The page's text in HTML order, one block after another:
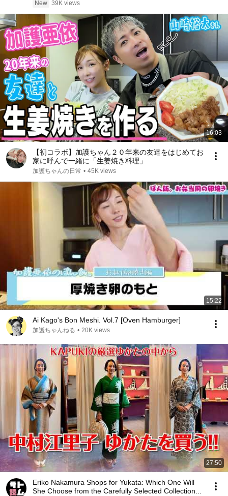
New 39K views
16:03
【初コラボ】加護ちゃん２０年来の友達をはじめてお
家に呼んで一緒に「生姜焼き料理」
加護ちゃんの日常 • 45K views
15:22
Ai Kago's Bon Meshi. Vol.7 [Oven Hamburger]
加護ちゃんねる • 20K views
27:50
Eriko Nakamura Shops for Yukata: Which One Will
She Choose from the Carefully Selected Collection...